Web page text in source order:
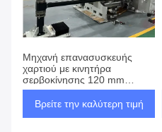
Μηχανή επανασυσκευής
χαρτιού με κινητήρα
σερβοκίνησης 120 mm
Αυτοματοποιημένη μηχανή
διακοπής κυλίνδρων
Βρείτε την καλύτερη τιμή